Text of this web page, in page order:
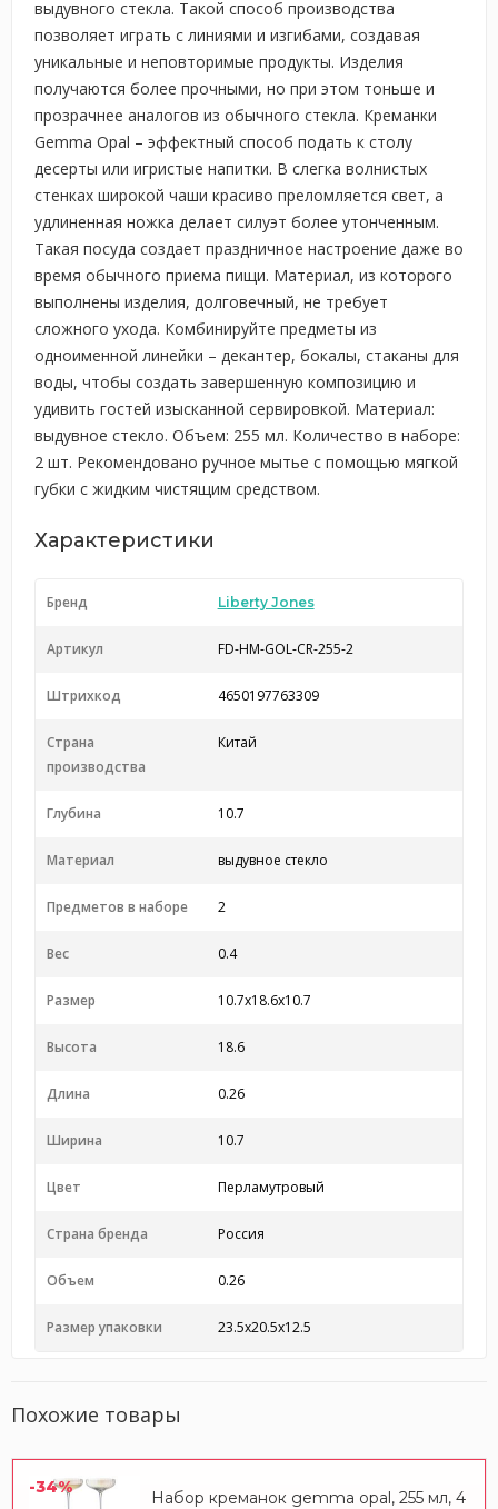
выдувного стекла. Такой способ производства
позволяет играть с линиями и изгибами, создавая
уникальные и неповторимые продукты. Изделия
получаются более прочными, но при этом тоньше и
прозрачнее аналогов из обычного стекла. Креманки
Gemma Opal – эффектный способ подать к столу
десерты или игристые напитки. В слегка волнистых
стенках широкой чаши красиво преломляется свет, а
удлиненная ножка делает силуэт более утонченным.
Такая посуда создает праздничное настроение даже во
время обычного приема пищи. Материал, из которого
выполнены изделия, долговечный, не требует
сложного ухода. Комбинируйте предметы из
одноименной линейки – декантер, бокалы, стаканы для
воды, чтобы создать завершенную композицию и
удивить гостей изысканной сервировкой. Материал:
выдувное стекло. Объем: 255 мл. Количество в наборе:
2 шт. Рекомендовано ручное мытье с помощью мягкой
губки с жидким чистящим средством.
Характеристики
Бренд Liberty Jones
Артикул FD-HM-GOL-CR-255-2
Штрихкод 4650197763309
Страна
производства
Китай
Глубина 10.7
Материал выдувное стекло
Предметов в наборе 2
Вес 0.4
Размер 10.7x18.6x10.7
Высота 18.6
Длина 0.26
Ширина 10.7
Цвет Перламутровый
Страна бренда Россия
Объем 0.26
Размер упаковки 23.5x20.5x12.5
Похожие товары
-34%
Набор креманок gemma opal, 255 мл, 4